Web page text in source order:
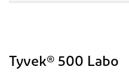
Tyvek® 500 Labo